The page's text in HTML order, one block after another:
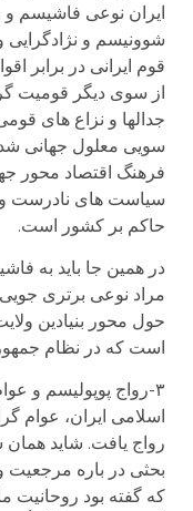
ایران نوعی فاشیسم
شوونیسم و
قوم ایرانی در برابر
از سوی دیگر قومیت
جدالها و نزاع های
سویی معلول جهانی
فرهنگ اقتصاد محور
سیاست های نادرست و
حاکم بر کشور است.
در همین جا باید به
مراد نوعی برتری
حول محور بنیادین
است که در نظام
۳-رواج پوپولیسم و
اسلامی ایران، عوام
بحثی در باره
که گفته بود روحانیت